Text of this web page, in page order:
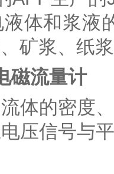
和浆液的
、矿浆、
磁流量计
密度、
压信号与